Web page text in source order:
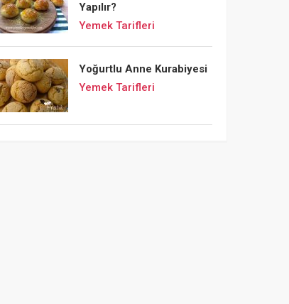
Yapılır?
Yemek Tarifleri
Yoğurtlu Anne Kurabiyesi
Yemek Tarifleri